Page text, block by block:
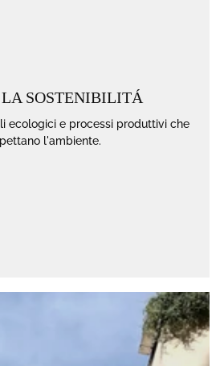
LA SOSTENIBILITÁ
ecologici e processi produttivi che
l'ambiente.